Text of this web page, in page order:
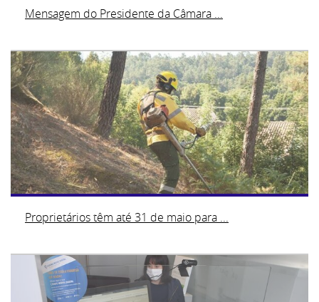
Mensagem do Presidente da Câmara ...
Proprietários têm até 31 de maio para ...